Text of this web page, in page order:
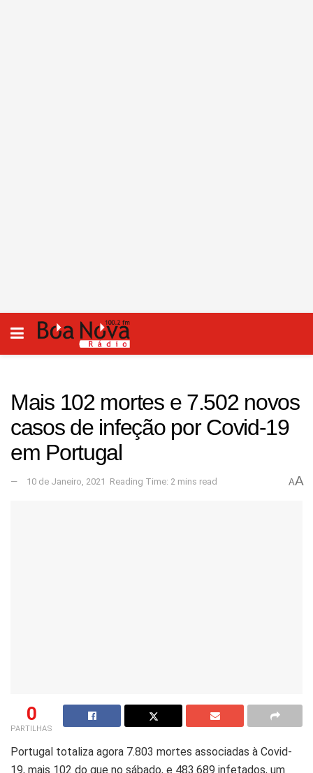
Mais 102 mortes e 7.502 novos
casos de infeção por Covid-19
em Portugal
10 de Janeiro, 2021 Reading Time: 2 mins read AA
0
PARTILHAS
Portugal totaliza agora 7.803 mortes associadas à Covid-
19, mais 102 do que no sábado, e 483.689 infetados, um